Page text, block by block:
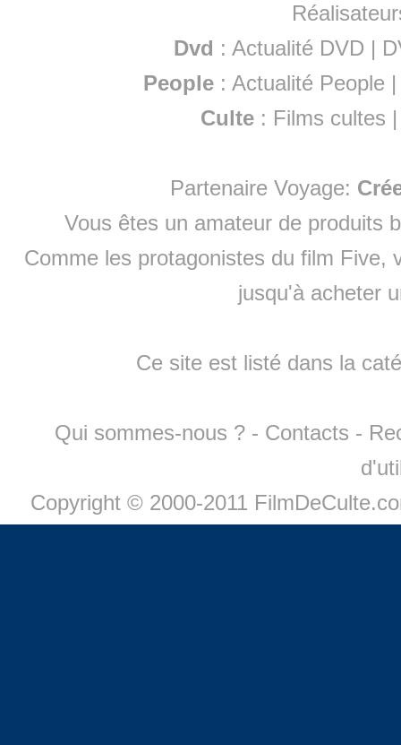
Dvd : Actualité DVD |
People :Actualité People
Culte : Films cultes
Partenaire Voyage:
Vous êtes un amateur de produits
Comme les protagonistes du film Five,
jusqu'à acheter
Ce site est listé dans la
Qui sommes-nous ? - Contacts -
Copyright © 2000-2011